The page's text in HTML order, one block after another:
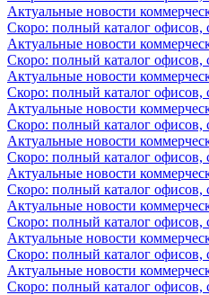
Актуальные новости
Скоро: полный каталог офисов,
Актуальные новости
Скоро: полный каталог офисов,
Актуальные новости
Скоро: полный каталог офисов,
Актуальные новости
Скоро: полный каталог офисов,
Актуальные новости
Скоро: полный каталог офисов,
Актуальные новости
Скоро: полный каталог офисов,
Актуальные новости
Скоро: полный каталог офисов,
Актуальные новости
Скоро: полный каталог офисов,
Актуальные новости
Скоро: полный каталог офисов,